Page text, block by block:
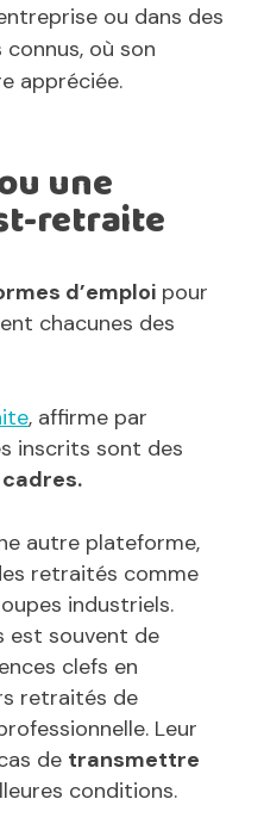
ou dans des
où son
appréciée.
une
retraite
d’emploi pour
chacunes des
, affirme par
inscrits sont des
autre plateforme,
retraités comme
industriels.
est souvent de
clefs en
retraités de
Leur
de transmettre
conditions.